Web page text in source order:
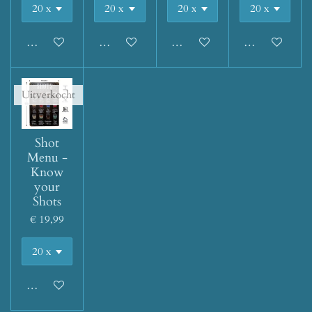
Houd mij op de hoogteHoud mij op de hoogteHoud mij op de hoogte
Houd mij op
Uitverkocht
Shot
Menu -
Know
your
Shots
€ 19,99
Houd mij op de hoogte